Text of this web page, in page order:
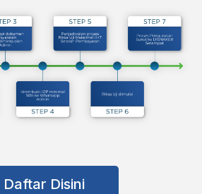
Daftar Disini